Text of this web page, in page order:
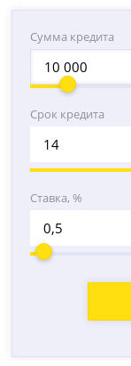
Сумма кредита
Срок кредита
Ставка, %